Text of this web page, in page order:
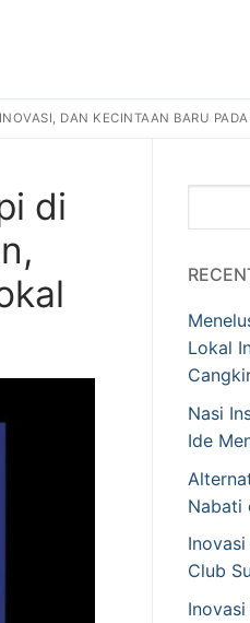
DAN KECINTAAN BARU
di
Lokal
Nasi
Ide
Nabati
Club